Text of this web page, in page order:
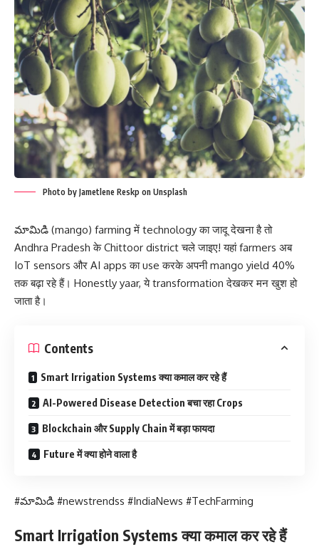
Photo by Jametlene Reskp on Unsplash
మామిడి (mango) farming में technology का जादू देखना है तो
Andhra Pradesh के Chittoor district चले जाइए! यहां farmers अब
IoT sensors और AI apps का use करके अपनी mango yield 40%
तक बढ़ा रहे हैं। Honestly yaar, ये transformation देखकर मन खुश हो
जाता है।
Contents
Smart Irrigation Systems क्या कमाल कर रहे हैं
AI-Powered Disease Detection बचा रहा Crops
Blockchain और Supply Chain में बड़ा फायदा
Future में क्या होने वाला है
#మామిడి #newstrendss #IndiaNews #TechFarming
Smart Irrigation Systems क्या कमाल कर रहे हैं